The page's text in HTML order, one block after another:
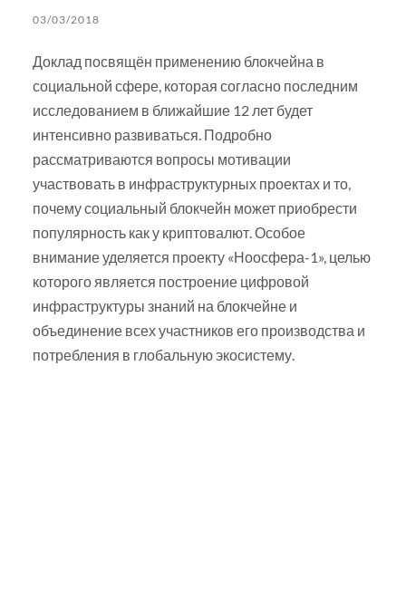
03/03/2018
Доклад посвящён применению блокчейна в
социальной сфере, которая согласно последним
исследованием в ближайшие 12 лет будет
интенсивно развиваться. Подробно
рассматриваются вопросы мотивации
участвовать в инфраструктурных проектах и то,
почему социальный блокчейн может приобрести
популярность как у криптовалют. Особое
внимание уделяется проекту «Ноосфера-1», целью
которого является построение цифровой
инфраструктуры знаний на блокчейне и
объединение всех участников его производства и
потребления в глобальную экосистему.